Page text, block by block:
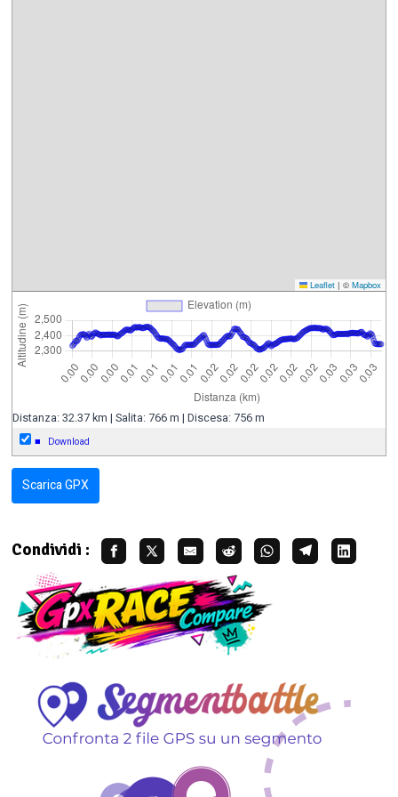
Leaflet | ©Mapbox
Distanza: 32.37 km | Salita: 766 m | Discesa: 756 m
■ Download
Scarica GPX
Condividi :